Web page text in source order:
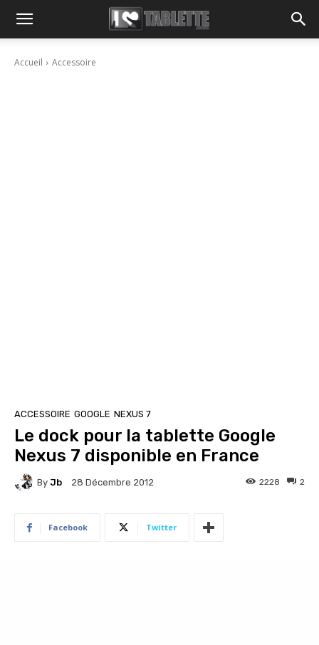
Accueil Accessoire
ACCESSOIRE GOOGLE NEXUS 7
Le dock pour la tablette Google
Nexus 7 disponible en France
By Jb 28 Décembre 2012 2
2228
Facebook Twitter